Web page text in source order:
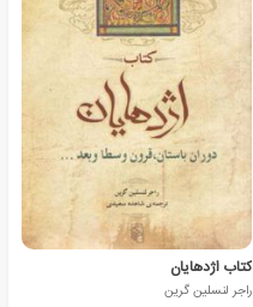
کتاب اژدهایان
راجر لنسلین گرین